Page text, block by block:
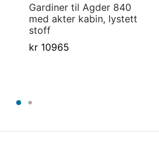
Gardiner til Agder 840
med akter kabin, lystett
stoff
kr10965